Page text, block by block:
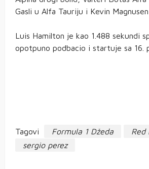
Gasli u Alfa Tauriju i Kevin Magnusen
Luis Hamilton je kao 1.488 sekundi
opotpuno podbacio i startuje sa 16.
Tagovi Formula 1 Džeda
Red
sergio perez